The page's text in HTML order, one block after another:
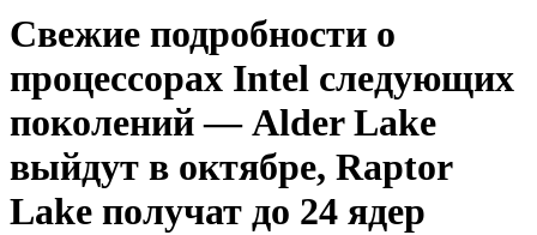
Свежие подробности о
процессорах Intel следующих
поколений — Alder Lake
выйдут в октябре, Raptor
Lake получат до 24 ядер